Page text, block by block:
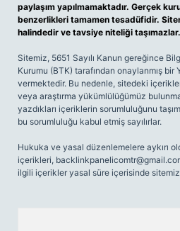
paylaşım yapılmamaktadır. Gerçek
benzerlikleri tamamen tesadüfidir.
halindedir ve tavsiye niteliği taşımazlar.
Sitemiz, 5651 Sayılı Kanun gereğince
Kurumu (BTK) tarafından onaylanmış bir
vermektedir. Bu nedenle, sitedeki
veya araştırma yükümlülüğümüz
yazdıkları içeriklerin sorumluluğunu
bu sorumluluğu kabul etmiş sayılırlar.
Hukuka ve yasal düzenlemelere aykırı
içerikleri,
ilgili içerikler yasal süre içerisinde